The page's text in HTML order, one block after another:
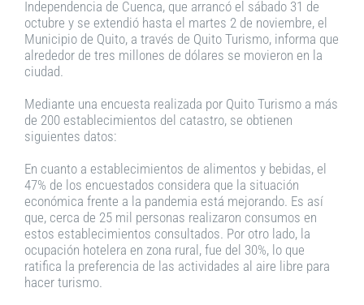
Independencia de Cuenca, que arrancó el sábado 31 de
octubre y se extendió hasta el martes 2 de noviembre, el
Municipio de Quito, a través de Quito Turismo, informa que
alrededor de tres millones de dólares se movieron en la
ciudad.
Mediante una encuesta realizada por Quito Turismo a más
de 200 establecimientos del catastro, se obtienen
siguientes datos:
En cuanto a establecimientos de alimentos y bebidas, el
47% de los encuestados considera que la situación
económica frente a la pandemia está mejorando. Es así
que, cerca de 25 mil personas realizaron consumos en
estos establecimientos consultados. Por otro lado, la
ocupación hotelera en zona rural, fue del 30%, lo que
ratifica la preferencia de las actividades al aire libre para
hacer turismo.